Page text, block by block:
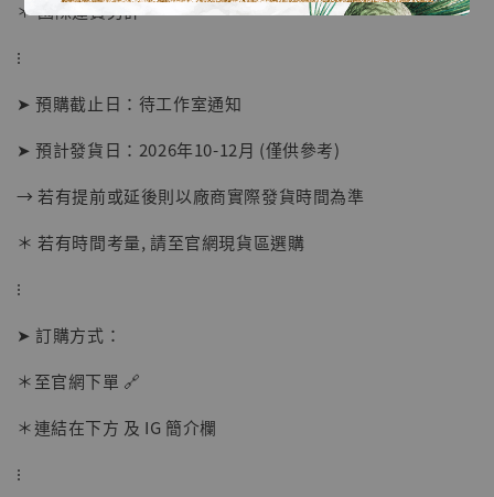
【店內現貨】海賊王 系列蒐藏雕像 布魯克達
NT$ 1,870
＊ 國際運費另計
⁝
➤ 預購截止日：待工作室通知
➤ 預計發貨日：2026年10-12月 (僅供參考)
→ 若有提前或延後則以廠商實際發貨時間為準
＊ 若有時間考量, 請至官網現貨區選購
⁝
➤ 訂購方式：
＊至官網下單 🔗
＊連結在下方 及 IG 簡介欄
⁝